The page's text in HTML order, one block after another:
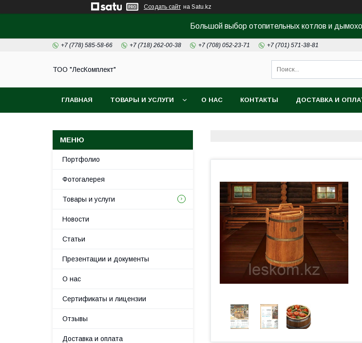
Создать сайт на Satu.kz
Большой выбор отопительных котлов и
+7 (778) 585-58-66 +7 (718) 262-00-38 +7 (708) 052-23-71 +7 (701) 571-38-81
ТОО "ЛесКомплект"
ГЛАВНАЯ ТОВАРЫ И УСЛУГИ О НАС КОНТАКТЫ ДОСТАВКА И
Портфолио
Фотогалерея
Товары и услуги
Новости
Статьи
Презентации и документы
О нас
Сертификаты и лицензии
Отзывы
Доставка и оплата